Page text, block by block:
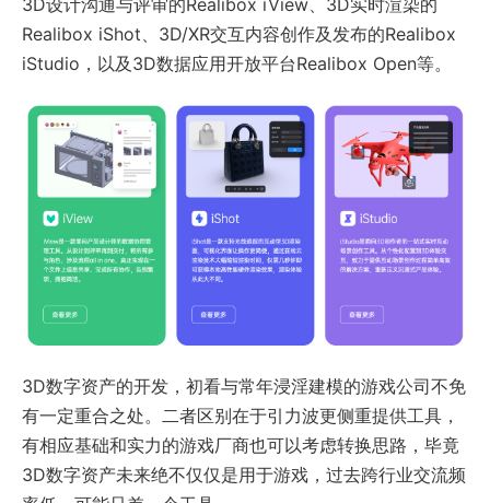
3D设计沟通与评审的Realibox iView、3D实时渲染的
Realibox iShot、3D/XR交互内容创作及发布的Realibox
iStudio，以及3D数据应用开放平台Realibox Open等。
3D数字资产的开发，初看与常年浸淫建模的游戏公司不免
有一定重合之处。二者区别在于引力波更侧重提供工具，
有相应基础和实力的游戏厂商也可以考虑转换思路，毕竟
3D数字资产未来绝不仅仅是用于游戏，过去跨行业交流频